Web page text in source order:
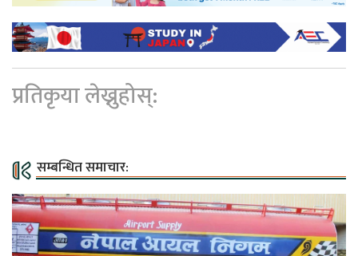
प्रतिकृया लेख्नुहोस्:
सम्बन्धित समाचार: